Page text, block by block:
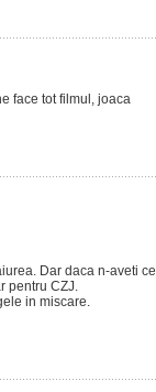
face tot filmul, joaca
Dar daca n-aveti ce
pentru CZJ.
in miscare.